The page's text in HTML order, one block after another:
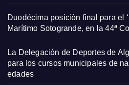
Duodécima posición final para el
Marítimo Sotogrande, en la 44ª
La Delegación de Deportes de
para los cursos municipales de
edades